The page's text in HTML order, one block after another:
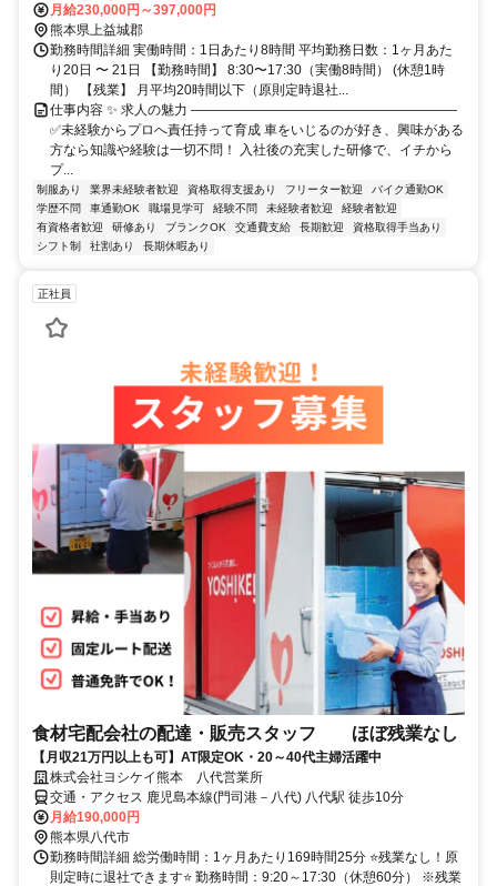
月給230,000円～397,000円
熊本県上益城郡
勤務時間詳細 実働時間：1日あたり8時間 平均勤務日数：1ヶ月あた
り20日 〜 21日 【勤務時間】 8:30〜17:30（実働8時間） (休憩1時
間） 【残業】 月平均20時間以下（原則定時退社...
仕事内容 ✨ 求人の魅力 ――――――――――――――――――――
✅未経験からプロへ責任持って育成 車をいじるのが好き、興味がある
方なら知識や経験は一切不問！ 入社後の充実した研修で、イチから
プ...
制服あり 業界未経験者歓迎 資格取得支援あり フリーター歓迎
バイク通勤OK
学歴不問
車通勤OK 職場見学可 経験不問 未経験者歓迎
経験者歓迎
有資格者歓迎
研修あり ブランクOK 交通費支給 長期歓迎
資格取得手当あり
シフト制
社割あり 長期休暇あり
正社員
食材宅配会社の配達・販売スタッフ ほぼ残業なし
【月収21万円以上も可】AT限定OK・20～40代主婦活躍中
株式会社ヨシケイ熊本 八代営業所
交通・アクセス 鹿児島本線(門司港－八代) 八代駅 徒歩10分
月給190,000円
熊本県八代市
勤務時間詳細 総労働時間：1ヶ月あたり169時間25分 ⭐残業なし！原
則定時に退社できます⭐ 勤務時間：9:20～17:30（休憩60分） ※残業